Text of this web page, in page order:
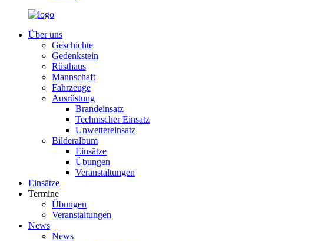
Über uns
Geschichte
Gedenkstein
Rüsthaus
Mannschaft
Fahrzeuge
Ausrüstung
Brandeinsatz
Technischer Einsatz
Unwettereinsatz
Bilderalbum
Einsätze
Übungen
Veranstaltungen
Einsätze
Termine
Übungen
Veranstaltungen
News
News